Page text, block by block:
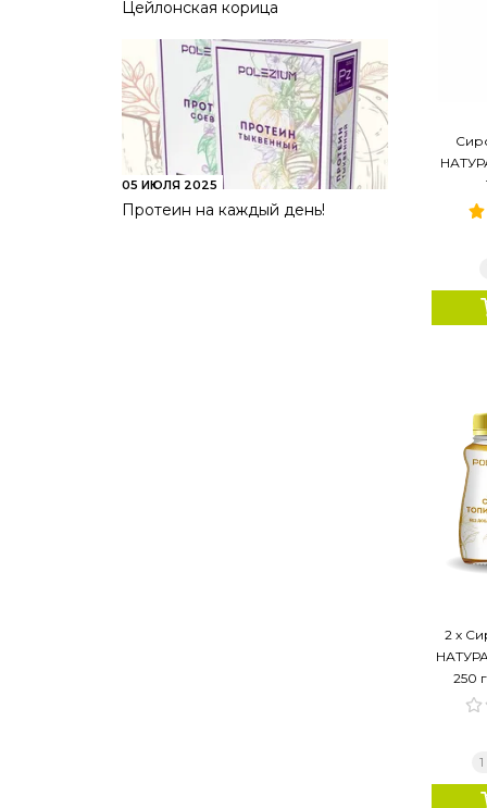
Цейлонская корица
05 ИЮЛЯ 2025
Протеин на каждый день!
2 х
250